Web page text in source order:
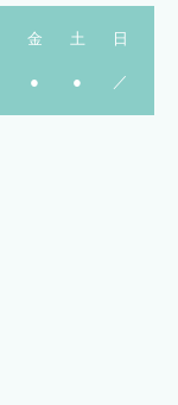
金 土 日
● ● ／